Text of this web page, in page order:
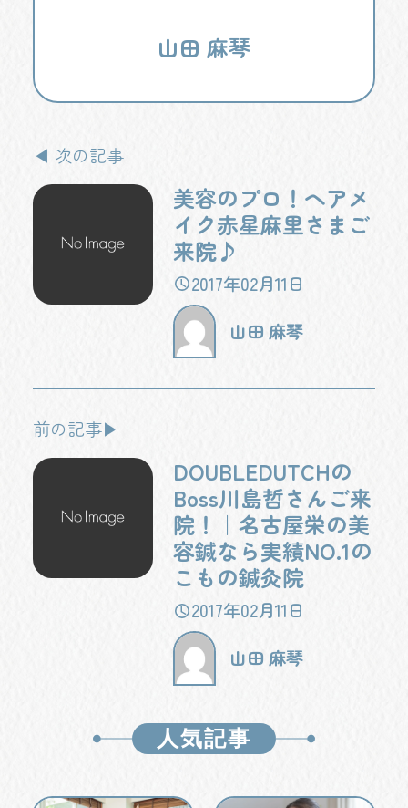
山田 麻琴
◀ 次の記事
美容のプロ！ヘアメ
イク赤星麻里さまご
来院♪
2017年02月11日
山田 麻琴
前の記事▶
DOUBLEDUTCHの
Boss川島哲さんご来
院！｜名古屋栄の美
容鍼なら実績NO.1の
こもの鍼灸院
2017年02月11日
山田 麻琴
人気記事